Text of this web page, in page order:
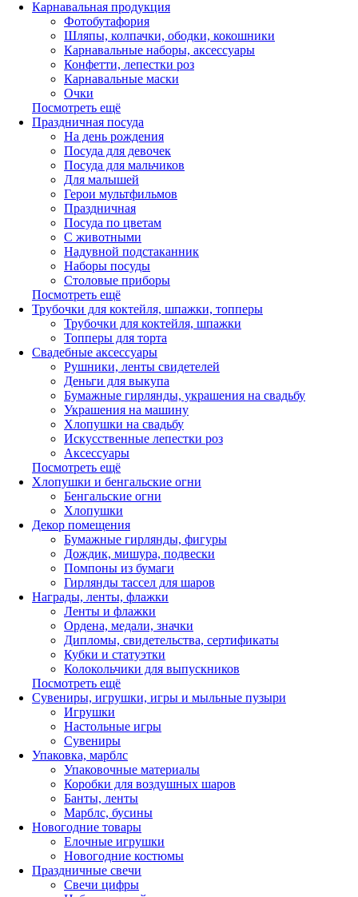
Карнавальная продукция
Фотобутафория
Шляпы, колпачки, ободки, кокошники
Карнавальные наборы, аксессуары
Конфетти, лепестки роз
Карнавальные маски
Очки
Посмотреть ещё
Праздничная посуда
На день рождения
Посуда для девочек
Посуда для мальчиков
Для малышей
Герои мультфильмов
Праздничная
Посуда по цветам
С животными
Надувной подстаканник
Наборы посуды
Столовые приборы
Посмотреть ещё
Трубочки для коктейля, шпажки, топперы
Трубочки для коктейля, шпажки
Топперы для торта
Свадебные аксессуары
Рушники, ленты свидетелей
Деньги для выкупа
Бумажные гирлянды, украшения на свадьбу
Украшения на машину
Хлопушки на свадьбу
Искусственные лепестки роз
Аксессуары
Посмотреть ещё
Хлопушки и бенгальские огни
Бенгальские огни
Хлопушки
Декор помещения
Бумажные гирлянды, фигуры
Дождик, мишура, подвески
Помпоны из бумаги
Гирлянды тассел для шаров
Награды, ленты, флажки
Ленты и флажки
Ордена, медали, значки
Дипломы, свидетельства, сертификаты
Кубки и статуэтки
Колокольчики для выпускников
Посмотреть ещё
Сувениры, игрушки, игры и мыльные пузыри
Игрушки
Настольные игры
Сувениры
Упаковка, марблс
Упаковочные материалы
Коробки для воздушных шаров
Банты, ленты
Марблс, бусины
Новогодние товары
Елочные игрушки
Новогодние костюмы
Праздничные свечи
Свечи цифры